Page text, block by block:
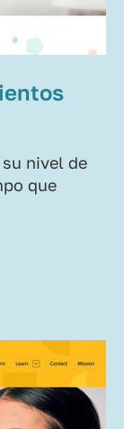
nivel de
que